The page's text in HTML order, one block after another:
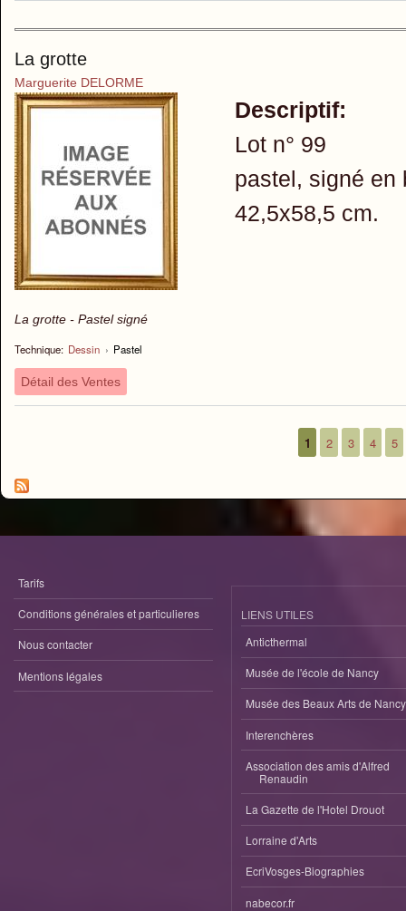
La grotte
Marguerite DELORME
La grotte - Pastel signé
Technique: Dessin › Pastel
Descriptif:
Lot n° 99
pastel, signé en
42,5x58,5 cm.
Détail des Ventes
1 2 3 4 5
Tarifs
Conditions générales et particulieres
Nous contacter
Mentions légales
LIENS UTILES
Anticthermal
Musée de l'école de Nancy
Musée des Beaux Arts de Nancy
Interenchères
Association des amis d'Alfred
Renaudin
La Gazette de l'Hotel Drouot
Lorraine d'Arts
EcriVosges-Biographies
nabecor.fr